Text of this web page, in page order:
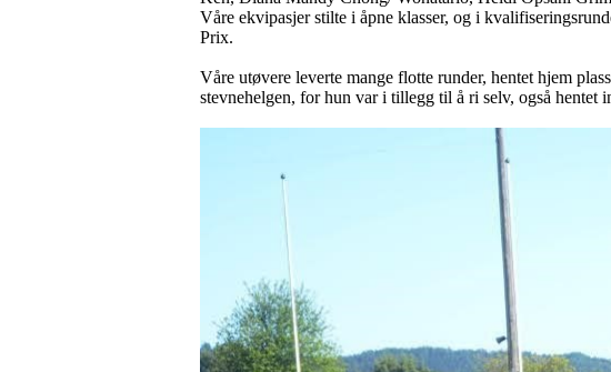
Våre ekvipasjer stilte i åpne klasser, og i
Prix.
Våre utøvere leverte mange flotte runder, hentet hjem
stevnehelgen, for hun var i tillegg til å ri selv, også hentet